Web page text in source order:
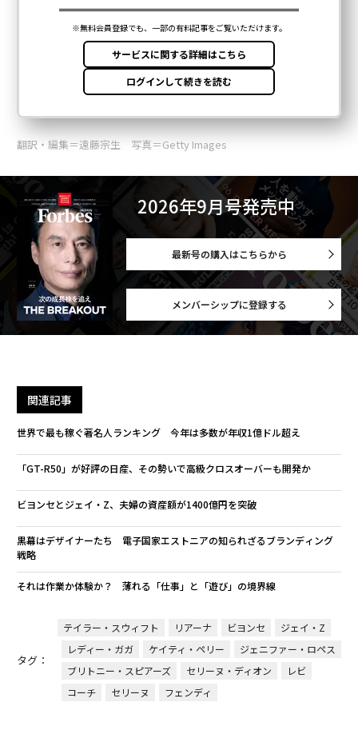
翻訳・編集＝遠藤宗生 写真＝Getty Images
2026年9月号発売中
最新号の購入はこちらから
メンバーシップに登録する
関連記事
世界で最も稼ぐ著名人ランキング 今年は多数が年収1億ドル超え
「GT-R50」が好評の日産、その勢いで高級クロスオーバーも開発か
ビヨンセとジェイ・Z、夫婦の資産額が1400億円を突破
黒幕はデザイナーたち 電子国家エストニアの知られざるブランディング
戦略
それは作業か体験か？ 薄れる「仕事」と「遊び」の境界線
タグ：
テイラー・スウィフト リアーナ ビヨンセ
ジェイ・Z
レディー・ガガ
ケイティ・ペリー
ジェニファー・ロペス
ブリトニー・スピアーズ
セリーヌ・ディオン
レビ
コーチ
セリーヌ フェンディ